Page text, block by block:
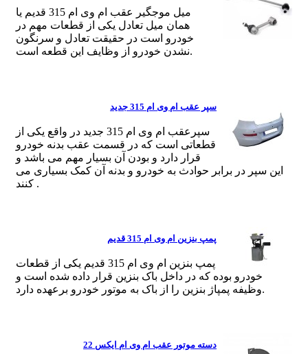
میل موجگیر عقب ام وی ام 315 قدیم یا
همان میل تعادل یکی از قطعات مهم در
خودرو است در حقیقت تعادل و سرنگون
نشدن خودرو از وظایف این قطعه است.
سپر عقب ام وی ام 315 جدید
سپرعقب ام وی ام 315 جدید در واقع یکی از
قطعاتی است که در قسمت عقب بدنه خودرو
قرار دارد و بودن آن بسیار مهم می باشد و
این سپر در برابر حوادث به خودرو و بدنه آن کمک بسیاری می
کنند .
پمپ بنزین ام وی ام 315 قدیم
پمپ بنزین ام وی ام 315 قدیم یکی از قطعات
خودرو بوده که در داخل باک بنزین قرار داده شده است و
وظیفه پمپاژ بنزین را از باک به موتور خودرو برعهده دارد.
دسته موتور عقب ام وی ام ایکس 22